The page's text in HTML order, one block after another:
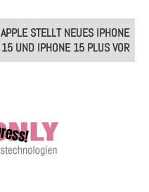
APPLE STELLT NEUES IPHONE
15 UND IPHONE 15 PLUS VOR